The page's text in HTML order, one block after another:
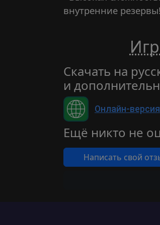
внутренние
Скачать на
и
Онлайн-версия
Ещё никто не
Написать свой